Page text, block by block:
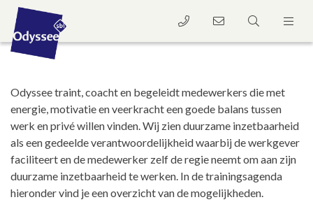
Odyssee traint, coacht en begeleidt medewerkers die met
energie, motivatie en veerkracht een goede balans tussen
werk en privé willen vinden. Wij zien duurzame inzetbaarheid
als een gedeelde verantwoordelijkheid waarbij de werkgever
faciliteert en de medewerker zelf de regie neemt om aan zijn
duurzame inzetbaarheid te werken. In de trainingsagenda
hieronder vind je een overzicht van de mogelijkheden.